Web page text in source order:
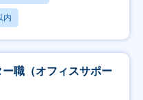
内
職（オフィスサポー